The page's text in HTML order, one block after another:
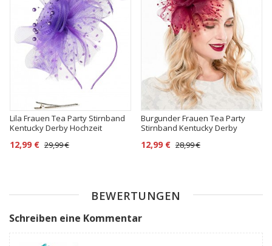
Lila Frauen Tea Party Stirnband
Kentucky Derby Hochzeit
Haarspange
12,99 € 29,99 €
Burgunder Frauen Tea Party
Stirnband Kentucky Derby
Federn Haarspange
12,99 € 28,99 €
BEWERTUNGEN
Schreiben eine Kommentar